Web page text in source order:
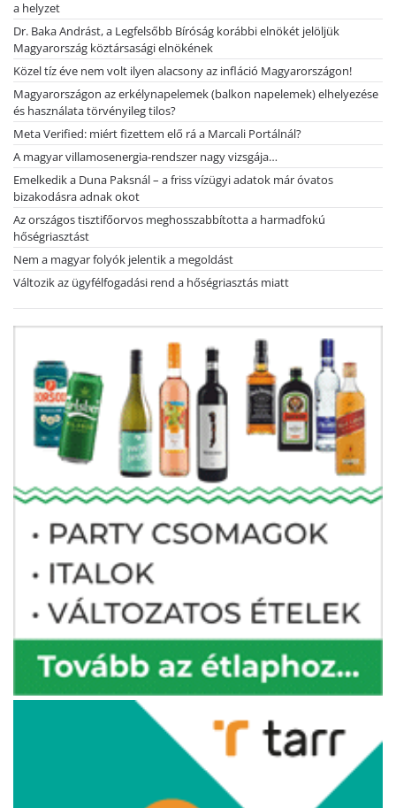
a helyzet
Dr. Baka Andrást, a Legfelsőbb Bíróság korábbi elnökét jelöljük
Magyarország köztársasági elnökének
Közel tíz éve nem volt ilyen alacsony az infláció Magyarországon!
Magyarországon az erkélynapelemek (balkon napelemek) elhelyezése
és használata törvényileg tilos?
Meta Verified: miért fizettem elő rá a Marcali Portálnál?
A magyar villamosenergia-rendszer nagy vizsgája…
Emelkedik a Duna Paksnál – a friss vízügyi adatok már óvatos
bizakodásra adnak okot
Az országos tisztifőorvos meghosszabbította a harmadfokú
hőségriasztást
Nem a magyar folyók jelentik a megoldást
Változik az ügyfélfogadási rend a hőségriasztás miatt